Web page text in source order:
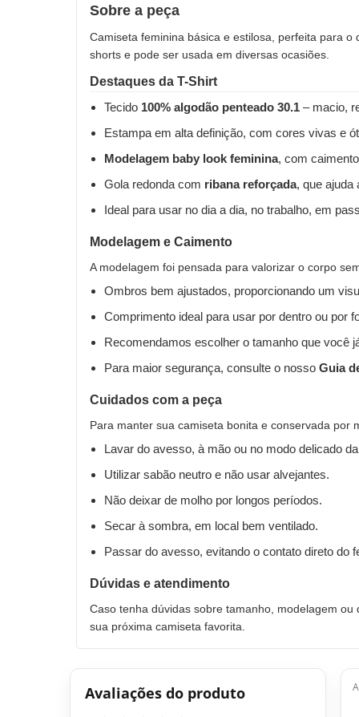
Sobre a peça
Camiseta feminina básica e estilosa, perfeita para
shorts e pode ser usada em diversas ocasiões.
Destaques da T-Shirt
Tecido 100% algodão penteado 30.1 – macio,
Estampa em alta definição, com cores vivas e
Modelagem baby look feminina, com
Gola redonda com ribana reforçada, que ajuda
Ideal para usar no dia a dia, no trabalho, em
Modelagem e Caimento
A modelagem foi pensada para valorizar o corpo
Ombros bem ajustados, proporcionando um
Comprimento ideal para usar por dentro ou por
Recomendamos escolher o tamanho que você
Para maior segurança, consulte o nosso Guia
Cuidados com a peça
Para manter sua camiseta bonita e conservada por
Lavar do avesso, à mão ou no modo delicado
Utilizar sabão neutro e não usar alvejantes.
Não deixar de molho por longos períodos.
Secar à sombra, em local bem ventilado.
Passar do avesso, evitando o contato direto do
Dúvidas e atendimento
Caso tenha dúvidas sobre tamanho, modelagem
sua próxima camiseta favorita.
Avaliações do produto